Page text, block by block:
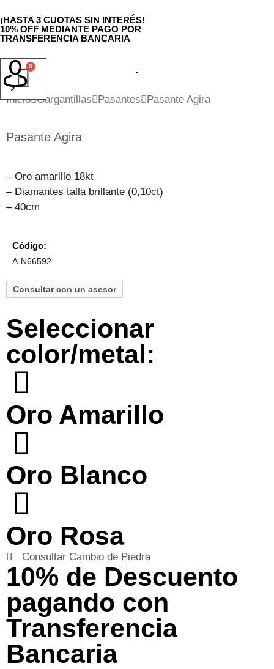
¡HASTA 3 CUOTAS SIN INTERÉS!
10% OFF MEDIANTE PAGO POR
TRANSFERENCIA BANCARIA
Inicio Gargantillas Pasantes Pasante Agira
Pasante Agira
– Oro amarillo 18kt
– Diamantes talla brillante (0,10ct)
– 40cm
Código:
A-N66592
Consultar con un asesor
Seleccionar
color/metal:
Oro Amarillo
Oro Blanco
Oro Rosa
Consultar Cambio de Piedra
10% de Descuento
pagando con
Transferencia
Bancaria